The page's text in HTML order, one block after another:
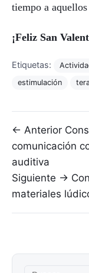
tiempo a
¡Feliz San
Etiquetas:
estimulación
← Anterior
comunicación
auditiva
Siguiente →
materiales